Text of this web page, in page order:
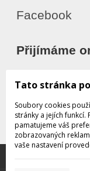
Facebook
Přijímáme
Děkujeme
pomáhají
Tato stránka
Soubory cookies
stránky a jejích
pamatujeme váš
zobrazovaných
vaše nastavení